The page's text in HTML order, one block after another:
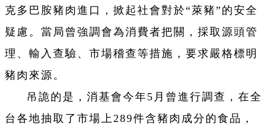
克多巴胺豬肉進口，掀起社會對於“萊豬”的安全
疑慮。當局曾強調會為消費者把關，採取源頭管
理、輸入查驗、市場稽查等措施，要求嚴格標明
豬肉來源。
吊詭的是，消基會今年5月曾進行調查，在全
台各地抽取了市場上289件含豬肉成分的食品，